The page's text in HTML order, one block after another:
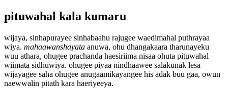
pituwahal kala kumaru
wijaya, sinhapurayee sinhabaahu rajugee waedimahal puthrayaa
wiya. mahaawanshayata anuwa, ohu dhangakaara tharunayeku
wuu athara, ohugee prachanda haesiriima nisaa ohuta pituwahal
wiimata sidhuwiya. ohugee piyaa nindhaawee salakunak lesa
wijayagee saha ohugee anugaamikayangee his adak buu gaa, owun
naewwalin pitath kara haeriyeeya.